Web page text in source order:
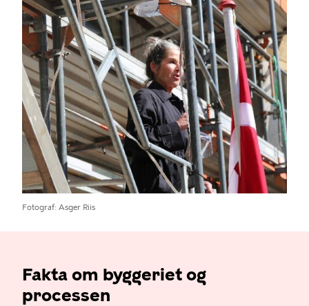
Fotograf Asger Riis
Fakta om byggeriet og
processen